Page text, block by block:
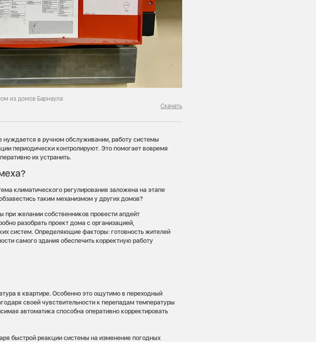
из домов Барнаула
Скачать
нуждается в ручном обслуживании, работу системы
периодически контролируют. Это помогает вовремя
их устранить.
климатического регулирования заложена на этапе
таким механизмом у других домов?
при желании собственников провести апдейт
разобрать проект дома с организацией,
систем. Определяющие факторы: готовность жителей
самого здания обеспечить корректную работу
в квартире. Особенно это ощутимо в переходный
своей чувствительности к перепадам температуры
автоматика способна оперативно корректировать
быстрой реакции системы на изменение погодных